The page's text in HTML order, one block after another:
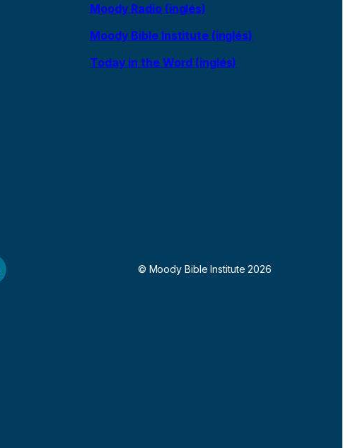
Moody Radio (inglés)
Moody Bible Institute (inglés)
Today in the Word (inglés)
© Moody Bible Institute 2026